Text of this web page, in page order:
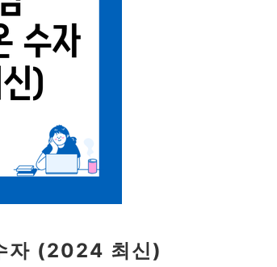
자 (2024 최신)